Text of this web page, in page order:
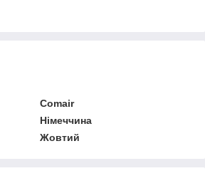
Comair
Німеччина
Жовтий